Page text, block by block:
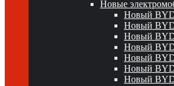
Новые
Новый
Новый
Новый BYD
Новый
Новый
Новый BYD
Новый